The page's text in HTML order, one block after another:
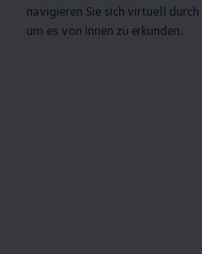
navigieren Sie sich virtuell durch
um es von innen zu erkunden.